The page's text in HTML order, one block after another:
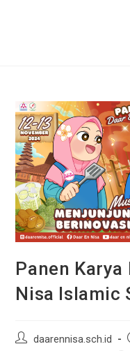
Panen Karya
Nisa Islamic
daarennisa.sch.id